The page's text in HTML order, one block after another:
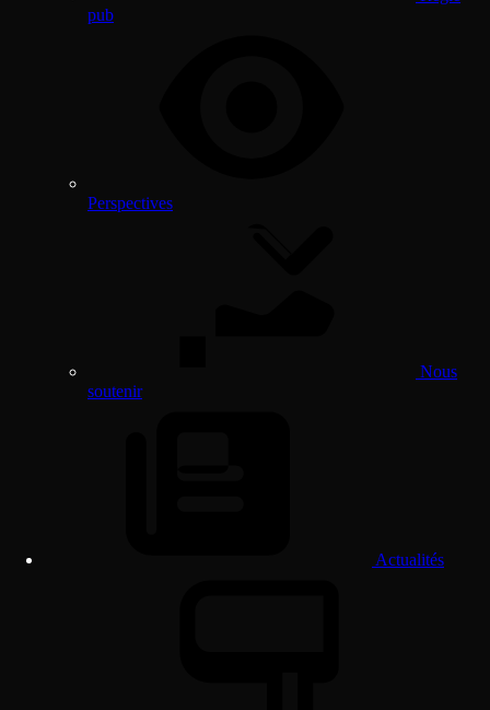
pub
Perspectives
Nous
soutenir
Actualités